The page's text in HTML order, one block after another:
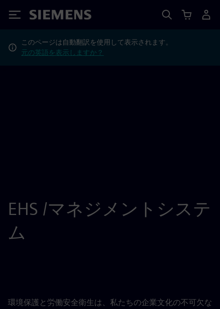
Siemens
このページは自動翻訳を使用して表示されます。
元の英語を表示しますか？
EHS /マネジメントシステ
ム
環境保護と労働安全衛生は、私たちの企業文化の不可欠な